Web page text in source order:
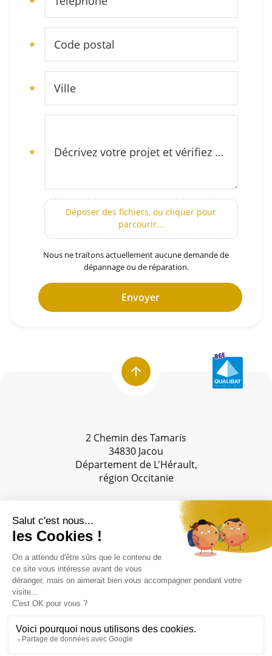
* Code postal
* Ville
* Décrivez votre projet et vérifiez notre zone d’intervention (secteur Montpellier et Hérault)
Déposer des fichiers, ou cliquer pour
parcourir...
Nous ne traitons actuellement aucune demande de
dépannage ou de réparation.
Envoyer
2 Chemin des Tamaris
34830 Jacou
Département de L'Hérault,
région Occitanie
lundi au jeudi 8h-17h